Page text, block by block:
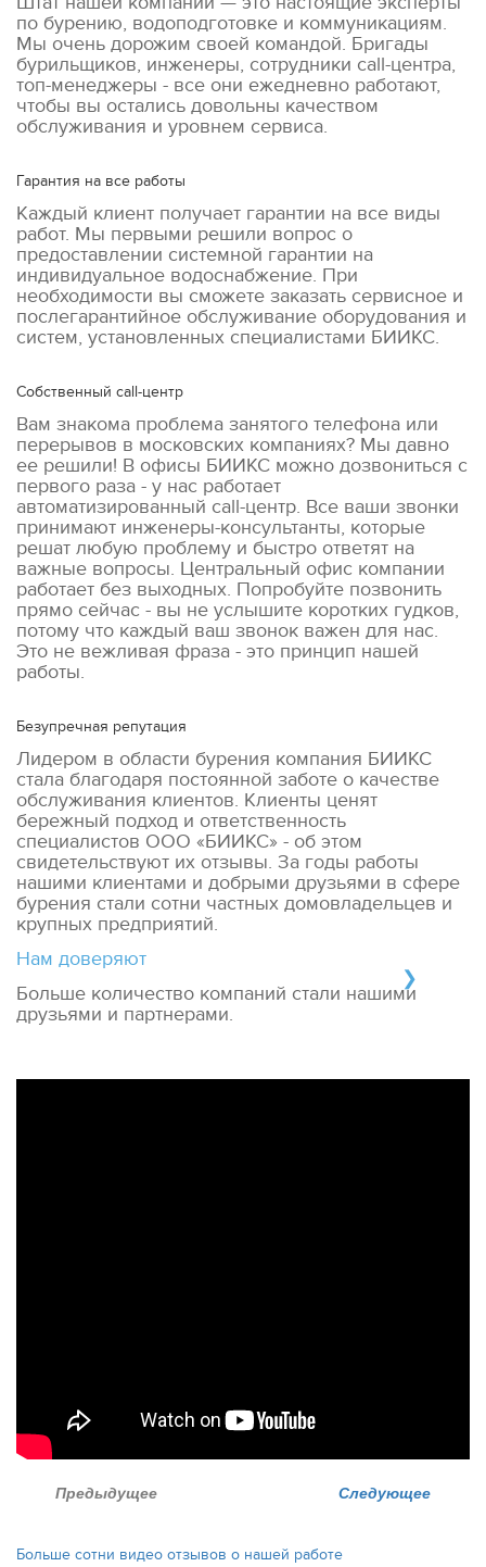
по бурению, водоподготовке и коммуникациям.
Мы очень дорожим своей командой. Бригады
бурильщиков, инженеры, сотрудники call-центра,
топ-менеджеры - все они ежедневно работают,
чтобы вы остались довольны качеством
обслуживания и уровнем сервиса.
Гарантия на все работы
Каждый клиент получает гарантии на все виды
работ. Мы первыми решили вопрос о
предоставлении системной гарантии на
индивидуальное водоснабжение. При
необходимости вы сможете заказать сервисное и
послегарантийное обслуживание оборудования и
систем, установленных специалистами БИИКС.
Собственный call-центр
Вам знакома проблема занятого телефона или
перерывов в московских компаниях? Мы давно
ее решили! В офисы БИИКС можно дозвониться с
первого раза - у нас работает
автоматизированный call-центр. Все ваши звонки
принимают инженеры-консультанты, которые
решат любую проблему и быстро ответят на
важные вопросы. Центральный офис компании
работает без выходных. Попробуйте позвонить
прямо сейчас - вы не услышите коротких гудков,
потому что каждый ваш звонок важен для нас.
Это не вежливая фраза - это принцип нашей
работы.
Безупречная репутация
Лидером в области бурения компания БИИКС
стала благодаря постоянной заботе о качестве
обслуживания клиентов. Клиенты ценят
бережный подход и ответственность
специалистов ООО «БИИКС» - об этом
свидетельствуют их отзывы. За годы работы
нашими клиентами и добрыми друзьями в сфере
бурения стали сотни частных домовладельцев и
крупных предприятий.
Нам доверяют
Больше количество компаний стали нашими
друзьями и партнерами.
Предыдущее Следующее
Больше сотни видео отзывов о нашей работе